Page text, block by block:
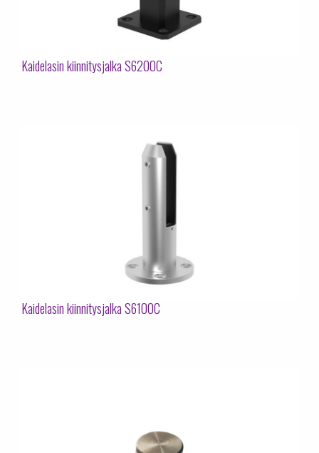
Kaidelasin kiinnitysjalka S6200C
Kaidelasin kiinnitysjalka S6100C